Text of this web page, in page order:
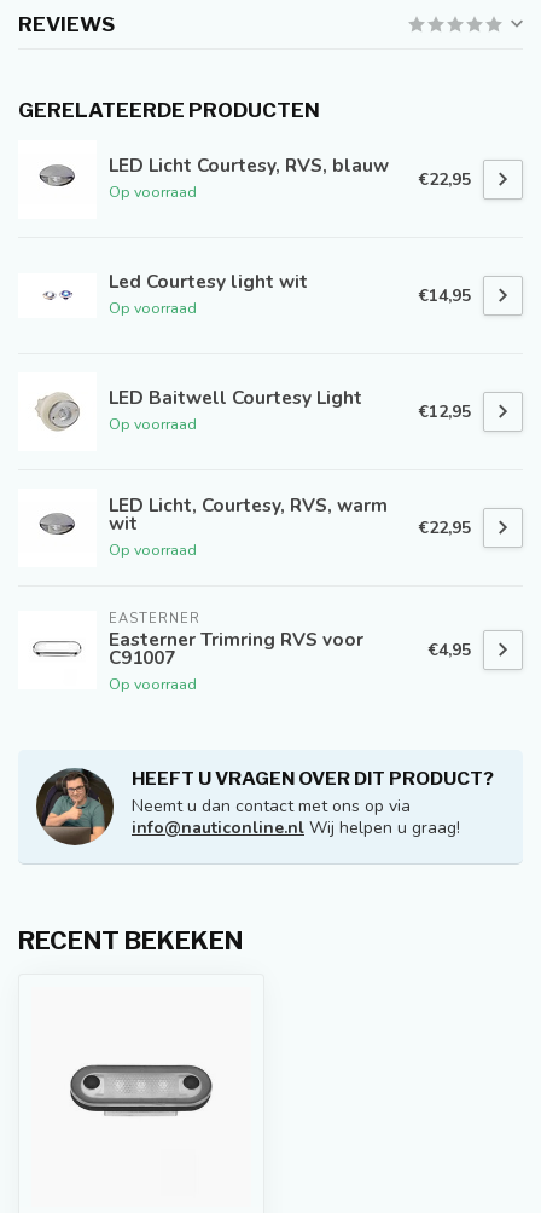
REVIEWS
GERELATEERDE PRODUCTEN
LED Licht Courtesy, RVS, blauw
Op voorraad
€22,95
Led Courtesy light wit
Op voorraad
€14,95
LED Baitwell Courtesy Light
Op voorraad
€12,95
LED Licht, Courtesy, RVS, warm
wit
Op voorraad
€22,95
EASTERNER
Easterner Trimring RVS voor
C91007
Op voorraad
€4,95
HEEFT U VRAGEN OVER DIT PRODUCT?
Neemt u dan contact met ons op via
info@nauticonline.nl Wij helpen u graag!
RECENT BEKEKEN